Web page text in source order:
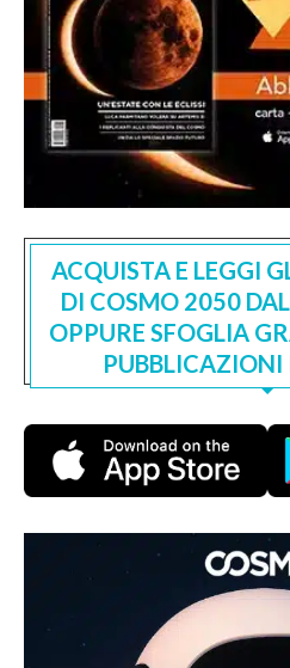
ACQUISTA E LEGGI
DI COSMO 2050
OPPURE SFOGLIA
PUBBLICAZIONI